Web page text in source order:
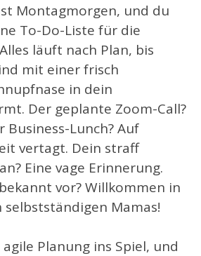
Montagmorgen, und du
To-Do-Liste für die
läuft nach Plan, bis
mit einer frisch
in dein
Der geplante Zoom-Call?
Business-Lunch? Auf
vertagt. Dein straff
Eine vage Erinnerung.
vor? Willkommen in
Mamas!
Planung ins Spiel, und